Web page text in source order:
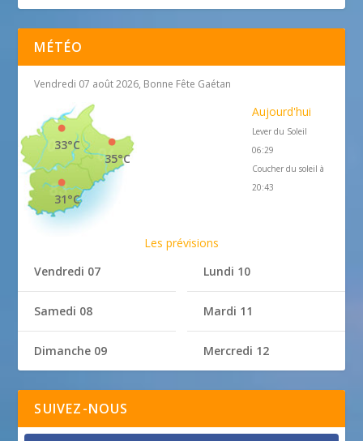
MÉTÉO
Vendredi 07 août 2026, Bonne Fête Gaétan
35°C
33°C
31°C
Aujourd'hui
Lever du Soleil
06:29
Coucher du soleil à
20:43
Les prévisions
Vendredi 07
Samedi 08
Dimanche 09
Lundi 10
Mardi 11
Mercredi 12
SUIVEZ-NOUS